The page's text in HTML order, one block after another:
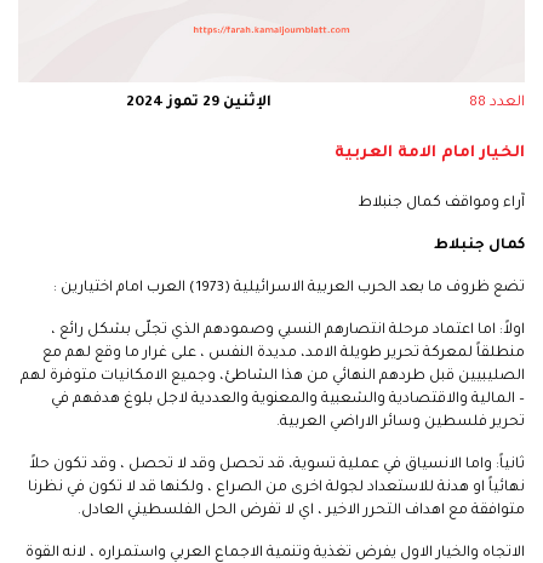
العدد 88 الإثنين 29 تموز 2024
الخيار امام الامة العربية
آراء ومواقف كمال جنبلاط
كمال جنبلاط
تضع ظروف ما بعد الحرب العربية الاسرائيلية (1973) العرب امام اختيارين :
اولاً: اما اعتماد مرحلة انتصارهم النسبي وصمودهم الذي تجلّى بشكل رائع ،
منطلقاً لمعركة تحرير طويلة الامد، مديدة النفس ، على غرار ما وقع لهم مع
الصليبيين قبل طردهم النهائي من هذا الشاطئ، وجميع الامكانيات متوفرة لهم
– المالية والاقتصادية والشعبية والمعنوية والعددية لاجل بلوغ هدفهم في
تحرير فلسطين وسائر الاراضي العربية.
ثانياً: واما الانسياق في عملية تسوية، قد تحصل وقد لا تحصل ، وقد تكون حلاً
نهائياً او هدنة للاستعداد لجولة اخرى من الصراع ، ولكنها قد لا تكون في نظرنا
متوافقة مع اهداف التحرر الاخير ، اي لا تفرض الحل الفلسطيني العادل.
الاتجاه والخيار الاول يفرض تغذية وتنمية الاجماع العربي واستمراره ، لانه القوة